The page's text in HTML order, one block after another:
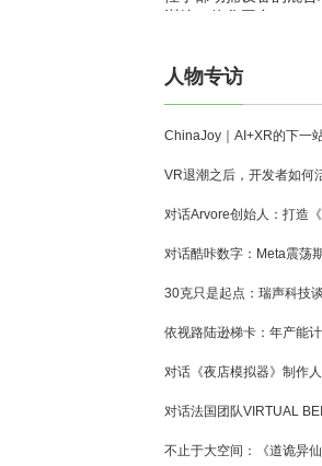
训练一体化平台
人物专访